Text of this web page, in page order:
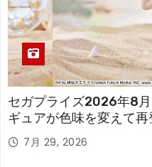
セガプライズ2026年8
ギュアが色味を変えて再
7月 29, 2026